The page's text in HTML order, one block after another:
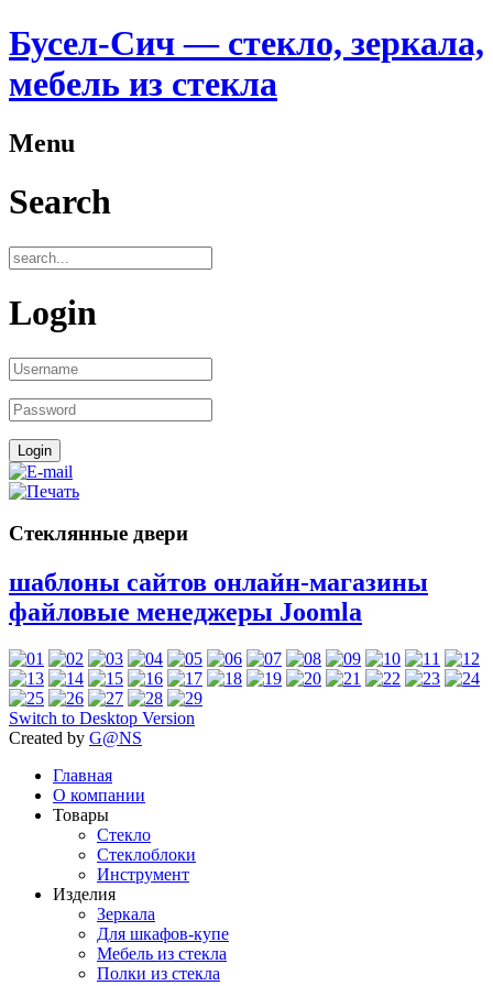
Бусел-Сич — стекло, зеркала,
мебель из стекла
Menu
Search
Login
Стеклянные двери
шаблоны сайтов онлайн-магазины
файловые менеджеры Joomla
Switch to Desktop Version
Created by G@NS
Главная
О компании
Товары
Стекло
Стеклоблоки
Инструмент
Изделия
Зеркала
Для шкафов-купе
Мебель из стекла
Полки из стекла